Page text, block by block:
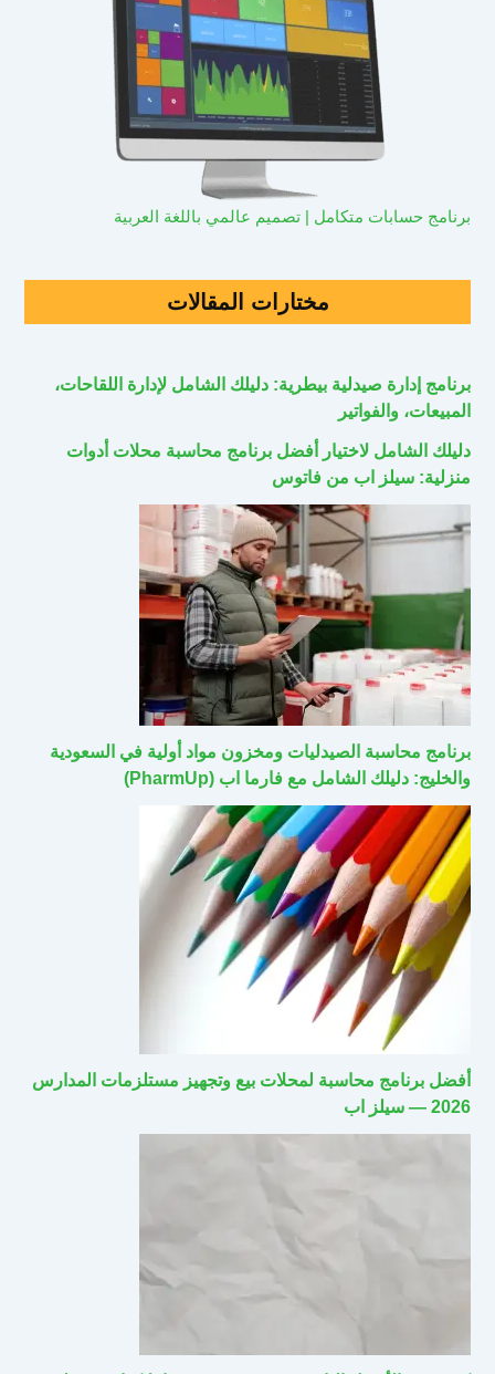
برنامج حسابات متكامل | تصميم عالمي باللغة العربية
مختارات المقالات
برنامج إدارة صيدلية بيطرية: دليلك الشامل لإدارة اللقاحات،
المبيعات، والفواتير
دليلك الشامل لاختيار أفضل برنامج محاسبة محلات أدوات
منزلية: سيلز اب من فاتوس
برنامج محاسبة الصيدليات ومخزون مواد أولية في السعودية
والخليج: دليلك الشامل مع فارما اب (PharmUp)
أفضل برنامج محاسبة لمحلات بيع وتجهيز مستلزمات المدارس
2026 — سيلز اب